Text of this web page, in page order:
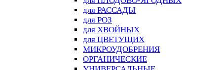
для РАССАДЫ
для РОЗ
для ХВОЙНЫХ
для ЦВЕТУЩИХ
МИКРОУДОБРЕНИЯ
ОРГАНИЧЕСКИЕ